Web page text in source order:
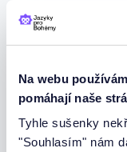
Na webu
pomáhají naše
Tyhle sušenky
"Souhlasím" nám
getan
getun
9. Jak říkáme v
nežvaní?
(1 bod)
der Macher